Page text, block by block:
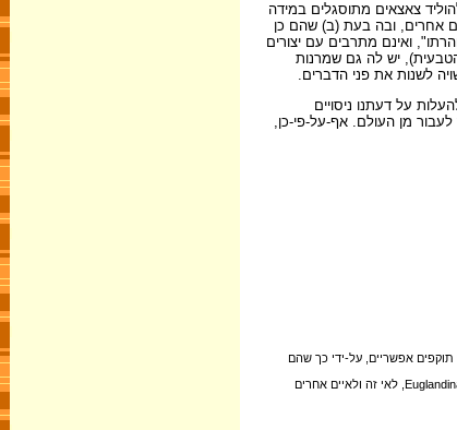
צאצאים מתוסגלים במידה
עם בני מינים אחרים, ובה בעת (ב) שהם כן
ואינם מתרבים עם יצורים
יש לה גם שמרנות
לשנות את פני הדברים.
על דעתנו ניסויים
לעבור מן העולם. אף-על-פי-כן,
אפשריים, על-ידי כך שהם
2. אמרתי שיש שבעה מיני Partula במואוראה, אבל למעשה, מאז החל פרופסור קלרק במחקריו בשנות ה-60, כל שבעת המינים של מואוראה נכחדו בגלל החדרתו של שבלול טורף, בן הסוג Euglandina, לאי זה ולאיים אחרים